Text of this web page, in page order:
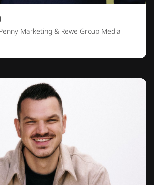
Marketing & Rewe Group Media